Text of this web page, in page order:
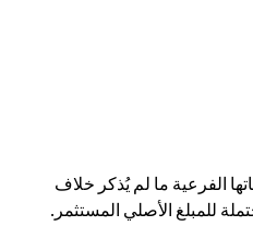
الفرعية ما لم يُذكر خلاف
للمبلغ الأصلي المستثمر.